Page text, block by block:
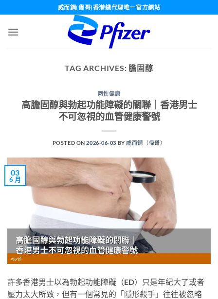
content
威而鋼(偉哥)香港總代理唯一官方網站
TAG ARCHIVES: 膽固醇
两性健康
高膽固醇與勃起功能障礙的關聯｜香港男士
不可忽視的血管健康警號
POSTED ON2026-06-03 BY 威而鋼（偉哥）
03
6 月
許多香港男士以為勃起功能障礙（ED）只是年紀大了或者
壓力太大所致，但有一個常見的「隱形殺手」往往被忽略